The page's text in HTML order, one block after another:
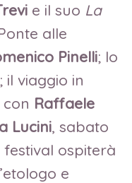
e il suo La
alle
Pinelli; lo
; il viaggio in
Raffaele
Lucini, sabato
festival ospiterà
e